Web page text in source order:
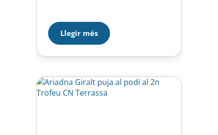
Tristan en categoria Juvenil que
fou 20ena i última amb una
puntuació global de 72,40 en els
dos programes. Millor sort va
Llegir més